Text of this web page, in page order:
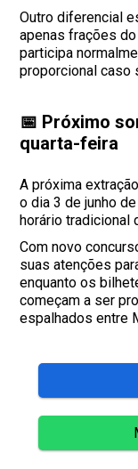
Outro diferencial
apenas frações
participa
proporcional caso
📅 Próximo
quarta-feira
A próxima
o dia 3 de junho
horário tradicional
Com novo
suas atenções
enquanto os
começam a ser
espalhados entre